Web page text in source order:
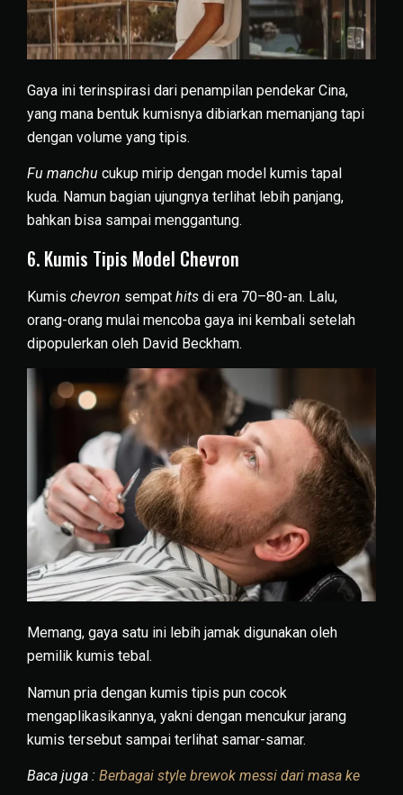
Gaya ini terinspirasi dari penampilan pendekar Cina,
yang mana bentuk kumisnya dibiarkan memanjang tapi
dengan volume yang tipis.
Fu manchu cukup mirip dengan model kumis tapal
kuda. Namun bagian ujungnya terlihat lebih panjang,
bahkan bisa sampai menggantung.
6. Kumis Tipis Model Chevron
Kumis chevron sempat hits di era 70–80-an. Lalu,
orang-orang mulai mencoba gaya ini kembali setelah
dipopulerkan oleh David Beckham.
Memang, gaya satu ini lebih jamak digunakan oleh
pemilik kumis tebal.
Namun pria dengan kumis tipis pun cocok
mengaplikasikannya, yakni dengan mencukur jarang
kumis tersebut sampai terlihat samar-samar.
Baca juga : Berbagai style brewok messi dari masa ke